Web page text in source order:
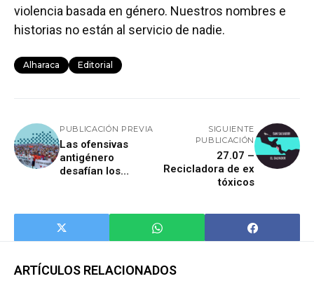
violencia basada en género. Nuestros nombres e
historias no están al servicio de nadie.
Alharaca Editorial
PUBLICACIÓN PREVIA
Las ofensivas
antigénero
desafían los
SIGUIENTE
PUBLICACIÓN
27.07 –
Recicladora de ex
tóxicos
ARTÍCULOS RELACIONADOS